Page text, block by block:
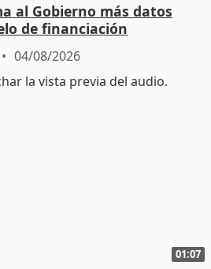
al Gobierno más datos
de financiación
04/08/2026
01:07